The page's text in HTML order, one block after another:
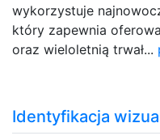
wykorzystuje
który zapewnia
oraz wieloletnią trwał...
Identyfikacja